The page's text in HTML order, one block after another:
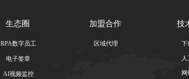
区域代理
生态圈 加盟合作 技
下
RPA数字员工
电子签章
AI视频监控